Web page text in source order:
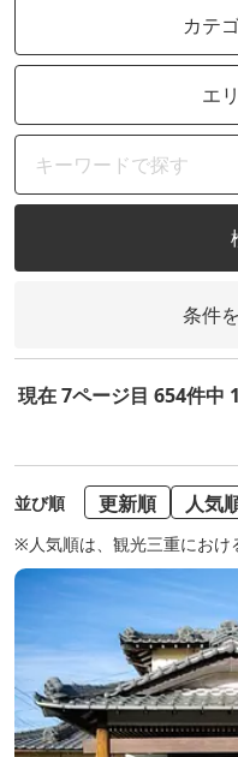
カテ
エ
条件
現在 7ページ目 654件中
並び順 更新順 人気
※人気順は、観光三重におけ